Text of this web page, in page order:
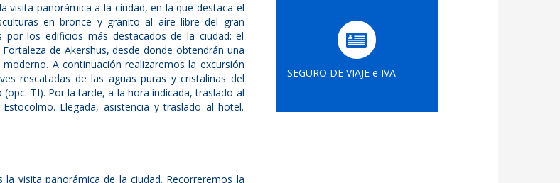
visita panorámica a la ciudad, en la que destaca el
en bronce y granito al aire libre del gran
por los edificios más destacados de la ciudad: el
de Akershus, desde donde obtendrán una
A continuación realizaremos la excursión
rescatadas de las aguas puras y cristalinas del
TI). Por la tarde, a la hora indicada, traslado al
Llegada, asistencia y traslado al hotel.
visita panorámica de la ciudad. Recorreremos la
SEGURO DE VIAJE e IVA